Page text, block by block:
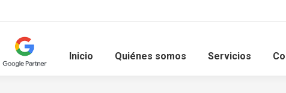
Inicio Quiénes somos Servicios